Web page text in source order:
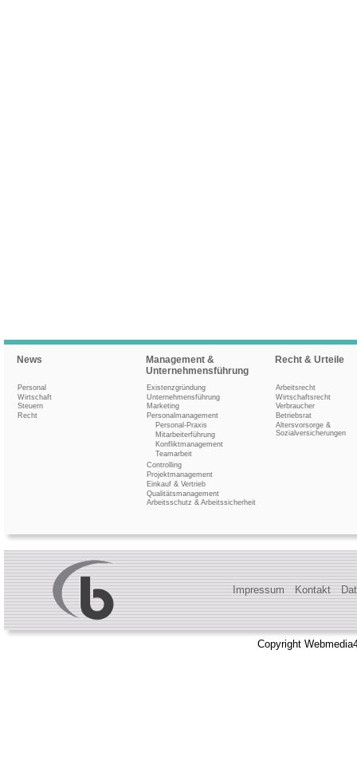
News
Personal
Wirtschaft
Steuern
Recht
Management &
Unternehmensführung
Existenzgründung
Unternehmensführung
Marketing
Personalmanagement
Personal-Praxis
Mitarbeiterführung
Konfliktmanagement
Teamarbeit
Controlling
Projektmanagement
Einkauf & Vertrieb
Qualitätsmanagement
Arbeitsschutz & Arbeitssicherheit
Recht & Urteile
Arbeitsrecht
Wirtschaftsrecht
Verbraucher
Betriebsrat
Altersvorsorge &
Sozialversicherungen
Impressum Kontakt
Copyright